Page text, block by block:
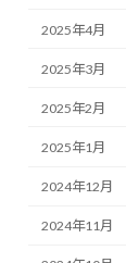
2025年4月
2025年3月
2025年2月
2025年1月
2024年12月
2024年11月